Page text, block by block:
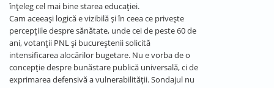
înțeleg cel mai bine starea educației.
Cam aceeași logică e vizibilă și în ceea ce privește
percepțiile despre sănătate, unde cei de peste 60 de
ani, votanții PNL și bucureștenii solicită
intensificarea alocărilor bugetare. Nu e vorba de o
concepție despre bunăstare publică universală, ci de
exprimarea defensivă a vulnerabilității. Sondajul nu